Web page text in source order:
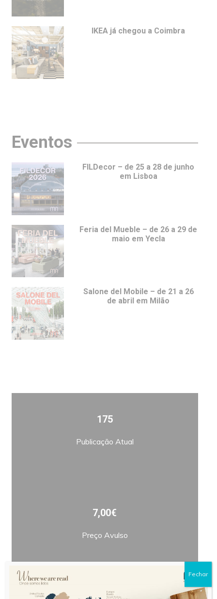
IKEA já chegou a Coimbra
Eventos
FILDecor – de 25 a 28 de junho
em Lisboa
Feria del Mueble – de 26 a 29 de
maio em Yecla
Salone del Mobile – de 21 a 26
de abril em Milão
175
Publicação Atual
7,00€
Preço Avulso
Fechar